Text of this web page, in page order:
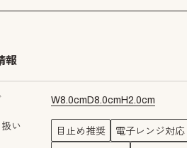
報
W8.0cm D8.0cm H2.0cm
い 目止め推奨 電子レンジ対応